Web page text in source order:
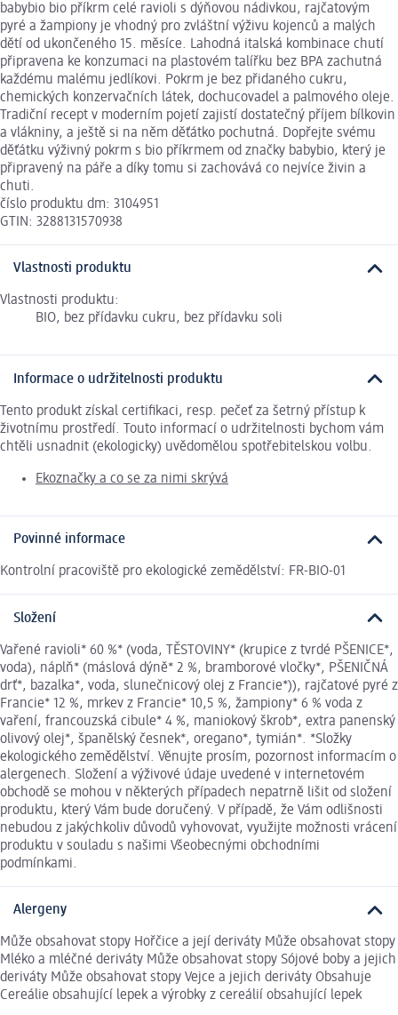
babybio bio příkrm celé ravioli s dýňovou nádivkou, rajčatovým
pyré a žampiony je vhodný pro zvláštní výživu kojenců a malých
dětí od ukončeného 15. měsíce. Lahodná italská kombinace chutí
připravena ke konzumaci na plastovém talířku bez BPA zachutná
každému malému jedlíkovi. Pokrm je bez přidaného cukru,
chemických konzervačních látek, dochucovadel a palmového oleje.
Tradiční recept v moderním pojetí zajistí dostatečný příjem bílkovin
a vlákniny, a ještě si na něm děťátko pochutná. Dopřejte svému
děťátku výživný pokrm s bio příkrmem od značky babybio, který je
připravený na páře a díky tomu si zachovává co nejvíce živin a
chuti.
číslo produktu dm: 3104951
GTIN: 3288131570938
Vlastnosti produktu
Vlastnosti produktu:
BIO, bez přídavku cukru, bez přídavku soli
Informace o udržitelnosti produktu
Tento produkt získal certifikaci, resp. pečeť za šetrný přístup k
životnímu prostředí. Touto informací o udržitelnosti bychom vám
chtěli usnadnit (ekologicky) uvědomělou spotřebitelskou volbu.
Ekoznačky a co se za nimi skrývá
Povinné informace
Kontrolní pracoviště pro ekologické zemědělství: FR-BIO-01
Složení
Vařené ravioli* 60 %* (voda, TĚSTOVINY* (krupice z tvrdé PŠENICE*,
voda), náplň* (máslová dýně* 2 %, bramborové vločky*, PŠENIČNÁ
drť*, bazalka*, voda, slunečnicový olej z Francie*)), rajčatové pyré z
Francie* 12 %, mrkev z Francie* 10,5 %, žampiony* 6 % voda z
vaření, francouzská cibule* 4 %, maniokový škrob*, extra panenský
olivový olej*, španělský česnek*, oregano*, tymián*. *Složky
ekologického zemědělství. Věnujte prosím, pozornost informacím o
alergenech. Složení a výživové údaje uvedené v internetovém
obchodě se mohou v některých případech nepatrně lišit od složení
produktu, který Vám bude doručený. V případě, že Vám odlišnosti
nebudou z jakýchkoliv důvodů vyhovovat, využijte možnosti vrácení
produktu v souladu s našimi Všeobecnými obchodními
podmínkami.
Alergeny
Může obsahovat stopy Hořčice a její deriváty Může obsahovat stopy
Mléko a mléčné deriváty Může obsahovat stopy Sójové boby a jejich
deriváty Může obsahovat stopy Vejce a jejich deriváty Obsahuje
Cereálie obsahující lepek a výrobky z cereálií obsahující lepek